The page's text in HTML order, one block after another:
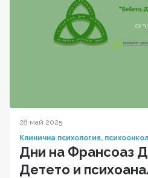
28 май 2025
Клинична психология,
Дни на Франсоаз
Детето и